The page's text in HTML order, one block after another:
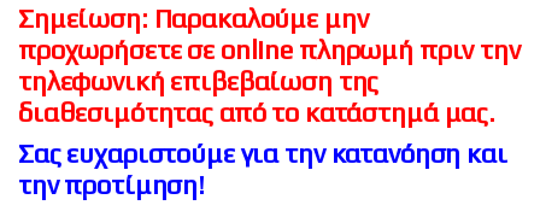
Σημείωση: Παρακαλούμε μην
προχωρήσετε σε online πληρωμή πριν την
τηλεφωνική επιβεβαίωση της
διαθεσιμότητας από το κατάστημά μας.
Σας ευχαριστούμε για την κατανόηση και
την προτίμηση!